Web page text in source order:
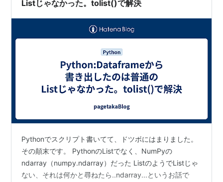
Listじゃなかった。tolist()で解決
Pythonでスクリプト書いてて、ドツボにはまりました。
その顛末です。 PythonのListでなく、NumPyの
ndarray（numpy.ndarray）だった ListのようでListじゃ
ない、それは何かと尋ねたら..ndarray...というお話で